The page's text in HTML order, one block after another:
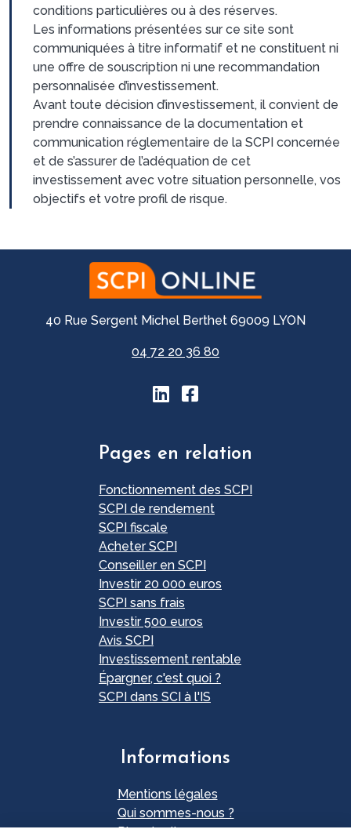
conditions particulières ou à des réserves.
Les informations présentées sur ce site sont
communiquées à titre informatif et ne constituent ni
une offre de souscription ni une recommandation
personnalisée d’investissement.
Avant toute décision d’investissement, il convient de
prendre connaissance de la documentation et
communication réglementaire de la SCPI concernée
et de s’assurer de l’adéquation de cet
investissement avec votre situation personnelle, vos
objectifs et votre profil de risque.
40 Rue Sergent Michel Berthet 69009 LYON
04 72 20 36 80
Pages en relation
Fonctionnement des SCPI
SCPI de rendement
SCPI fiscale
Acheter SCPI
Conseiller en SCPI
Investir 20 000 euros
SCPI sans frais
Investir 500 euros
Avis SCPI
Investissement rentable
Épargner, c'est quoi ?
SCPI dans SCI à l'IS
Informations
Mentions légales
Qui sommes-nous ?
Plan du site